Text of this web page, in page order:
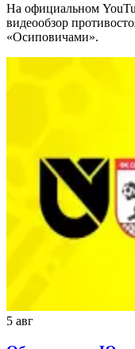
На официальном
видеообзор
«Осиповичами».
5 авг